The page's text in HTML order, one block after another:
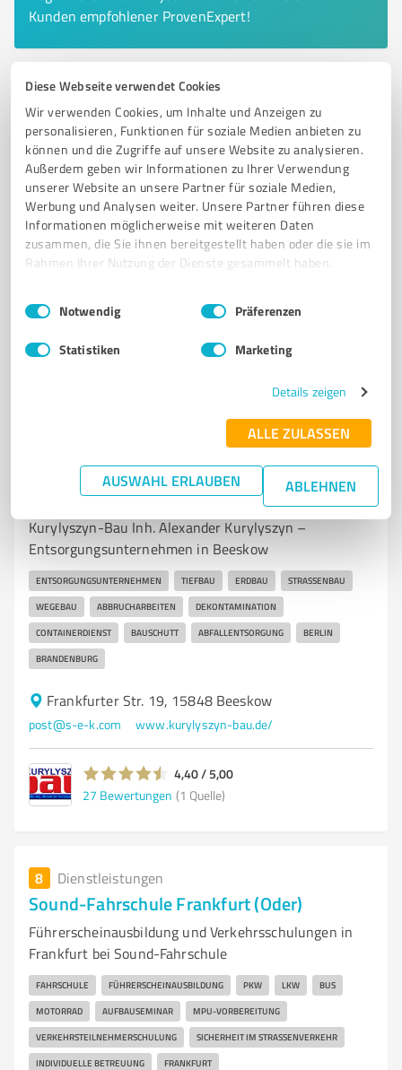
Diese Webseite verwendet Cookies
Wir verwenden Cookies, um Inhalte und Anzeigen zu
personalisieren, Funktionen für soziale Medien anbieten zu
können und die Zugriffe auf unsere Website zu analysieren.
Außerdem geben wir Informationen zu Ihrer Verwendung
unserer Website an unsere Partner für soziale Medien,
Werbung und Analysen weiter. Unsere Partner führen diese
Informationen möglicherweise mit weiteren Daten
zusammen, die Sie ihnen bereitgestellt haben oder die sie im
Rahmen Ihrer Nutzung der Dienste gesammelt haben.
Impressum Datenschutzbestimmungen
Einwilligungsauswahl
Notwendig Präferenzen
Statistiken Marketing
Details zeigen
ALLE ZULASSEN
AUSWAHL ERLAUBEN ABLEHNEN
Kunden empfohlener ProvenExpert!
6 Dienstleistungen
Marina Schlaubetal
Bootsverleih in Müllrose - Marina Schlaubetal für
unvergessliche Wasserabenteuer
BOOTSVERLEIH MARINA SCHLAUBETAL MÜLLROSE KAJAK KANU
RUDERBOOT MOTORBOOT FÜHRERSCHEIN-FREI WASSERSPORT
NATURERLEBNIS
info@marina-schlaubetal.de marina-schlaubetal.de/
Dienstleistungen
Kurylyszyn-Bau Inh. Alexander Kurylyszyn
Kurylyszyn-Bau Inh. Alexander Kurylyszyn –
Entsorgungsunternehmen in Beeskow
ENTSORGUNGSUNTERNEHMEN TIEFBAU ERDBAU STRASSENBAU
WEGEBAU ABBRUCHARBEITEN DEKONTAMINATION
CONTAINERDIENST BAUSCHUTT ABFALLENTSORGUNG BERLIN
BRANDENBURG
Frankfurter Str. 19, 15848 Beeskow
post@s-e-k.com www.kurylyszyn-bau.de/
4,40 / 5,00
27 Bewertungen (1 Quelle)
8 Dienstleistungen
Sound-Fahrschule Frankfurt (Oder)
Führerscheinausbildung und Verkehrsschulungen in
Frankfurt bei Sound-Fahrschule
FAHRSCHULE FÜHRERSCHEINAUSBILDUNG PKW LKW BUS
MOTORRAD AUFBAUSEMINAR MPU-VORBEREITUNG
VERKEHRSTEILNEHMERSCHULUNG SICHERHEIT IM STRASSENVERKEHR
INDIVIDUELLE BETREUUNG FRANKFURT